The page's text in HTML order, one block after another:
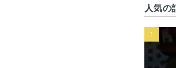
人気の